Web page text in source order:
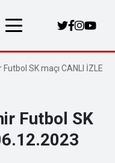
Futbol SK maçı CANLI İZLE
Futbol SK